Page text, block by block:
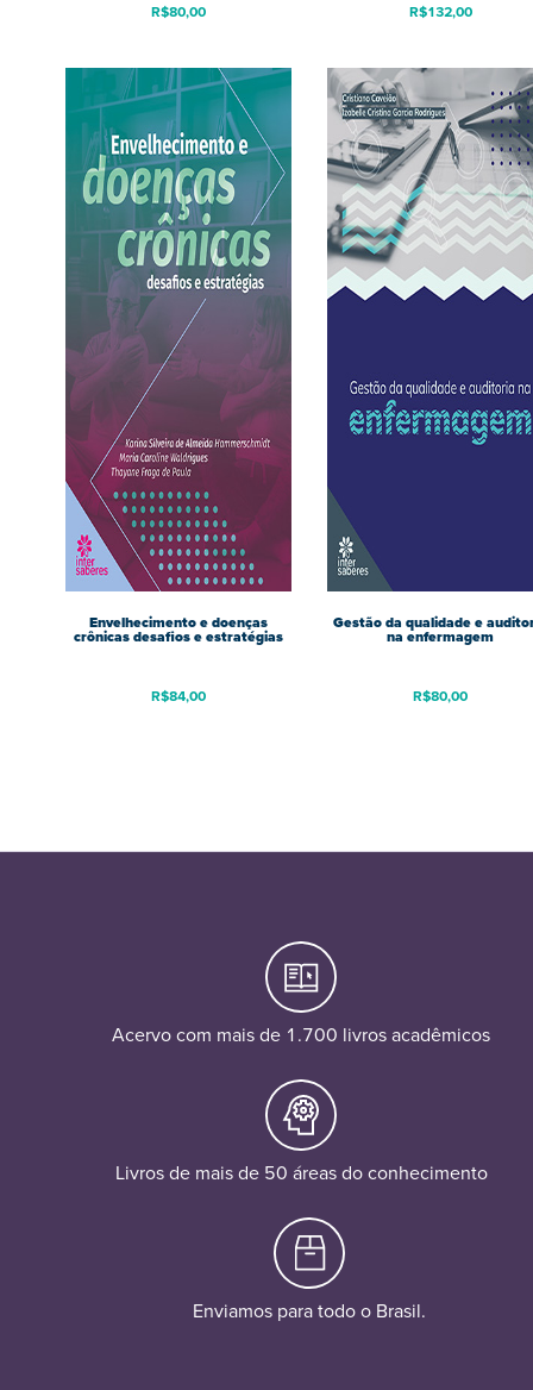
R$80,00 R$132,00
Envelhecimento e doenças
crônicas desafios e estratégias
R$84,00
Gestão da qualidade e
na enfermagem
R$80,00
Acervo com mais de 1.700 livros acadêmicos
Livros de mais de 50 áreas do conhecimento
Enviamos para todo o Brasil.